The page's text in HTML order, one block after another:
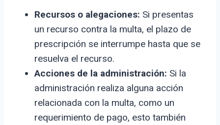
Recursos o alegaciones: Si presentas
un recurso contra la multa, el plazo de
prescripción se interrumpe hasta que se
resuelva el recurso.
Acciones de la administración: Si la
administración realiza alguna acción
relacionada con la multa, como un
requerimiento de pago, esto también